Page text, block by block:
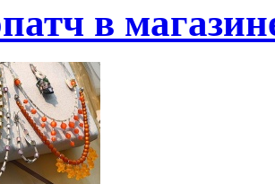
в